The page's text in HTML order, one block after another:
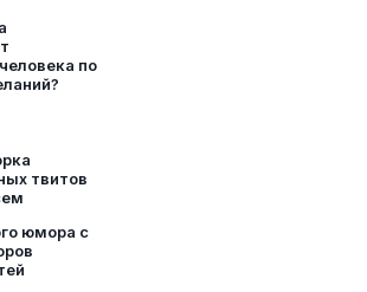
по
твитов
юмора с